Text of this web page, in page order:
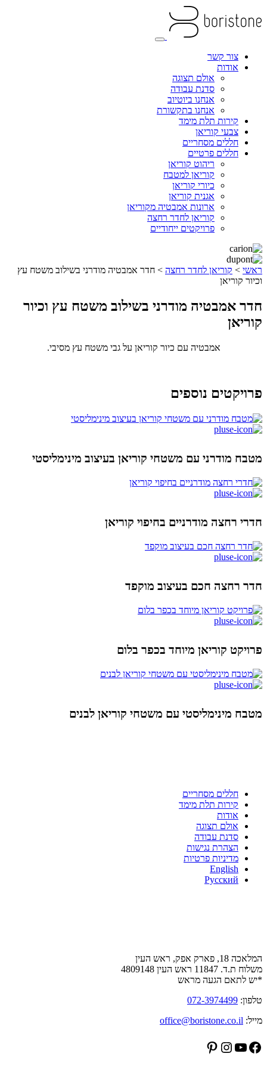
צור קשר
אודות
אולם תצוגה
סדנת עבודה
אנחנו ביוטיוב
אנחנו בתקשורת
קירות תלת מימד
צבעי קוריאן
חללים מסחריים
חללים פרטיים
ריהוט קוריאן
קוריאן למטבח
כיורי קוריאן
אגנית קוריאן
ארונות אמבטיה מקוריאן
קוריאן לחדר רחצה
פרויקטים ייחודיים
ראשי > קוריאן לחדר רחצה > חדר אמבטיה מודרני בשילוב משטח עץ
וכיור קוריאן
חדר אמבטיה מודרני בשילוב משטח עץ וכיור
קוריאן
אמבטיה עם כיור קוריאן על גבי משטח עץ מסיבי.
פרויקטים נוספים
מטבח מודרני עם משטחי קוריאן בעיצוב מינימליסטי
חדרי רחצה מודרניים בחיפוי קוריאן
חדר רחצה חכם בעיצוב מוקפד
פרויקט קוריאן מיוחד בכפר בלום
מטבח מינימליסטי עם משטחי קוריאן לבנים
חללים מסחריים
קירות תלת מימד
אודות
אולם תצוגה
סדנת עבודה
הצהרת נגישות
מדיניות פרטיות
English
Русский
המלאכה 18, פארק אפק, ראש העין
משלוח ת.ד. 11847 ראש העין 4809148
*יש לתאם הגעה מראש
טלפון: 072-3974499
מייל: office@boristone.co.il
Facebook
YouTube
Instagram
Pinterest